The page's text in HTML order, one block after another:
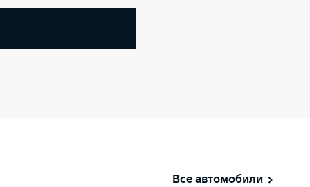
Все автомобили